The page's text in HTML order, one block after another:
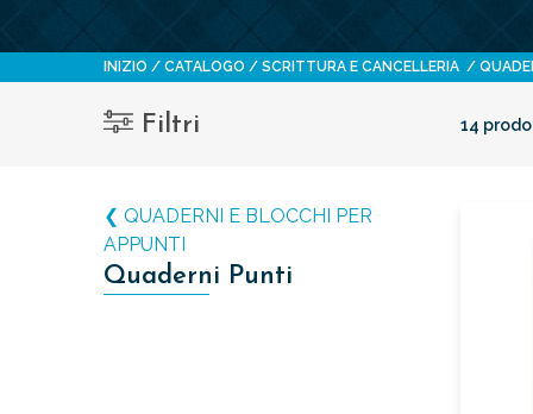
INIZIO CATALOGO SCRITTURA E CANCELLERIA
Filtri 14
❮ QUADERNI E BLOCCHI PER
APPUNTI
Quaderni Punti